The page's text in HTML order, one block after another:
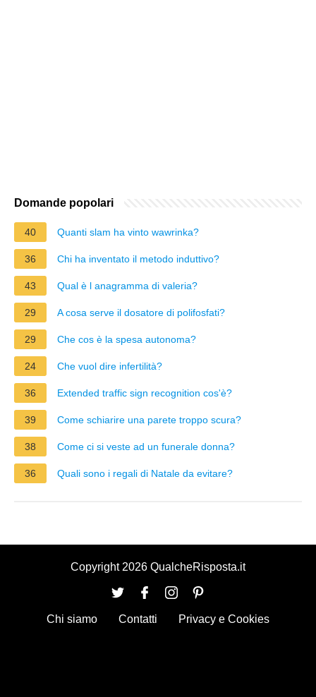
Domande popolari
40 Quanti slam ha vinto wawrinka?
36 Chi ha inventato il metodo induttivo?
43 Qual è l anagramma di valeria?
29 A cosa serve il dosatore di polifosfati?
29 Che cos è la spesa autonoma?
24 Che vuol dire infertilità?
36 Extended traffic sign recognition cos'è?
39 Come schiarire una parete troppo scura?
38 Come ci si veste ad un funerale donna?
36 Quali sono i regali di Natale da evitare?
Copyright 2026 QualcheRisposta.it
Chi siamo Contatti Privacy e Cookies